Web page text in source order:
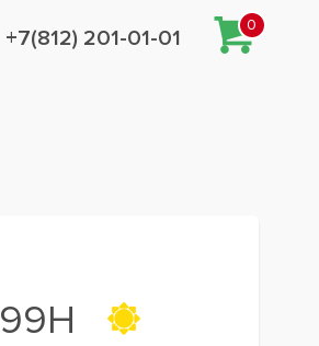
+7(812) 201-01-01
0